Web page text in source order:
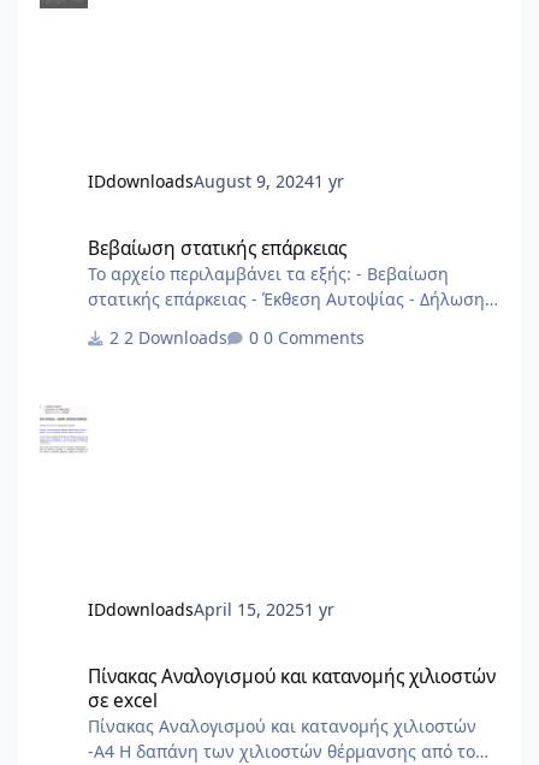
IDdownloadsAugust 9, 20241 yr
Βεβαίωση στατικής επάρκειας
Το αρχείο περιλαμβάνει τα εξής: - Βεβαίωση
στατικής επάρκειας - Έκθεση Αυτοψίας - Δήλωση
2 Downloads 0 Comments
IDdownloadsApril 15, 20251 yr
Πίνακας Αναλογισμού και κατανομής χιλιοστών
σε excel
Πίνακας Αναλογισμού και κατανομής χιλιοστών
-Α4 Η δαπάνη των χιλιοστών θέρμανσης από το